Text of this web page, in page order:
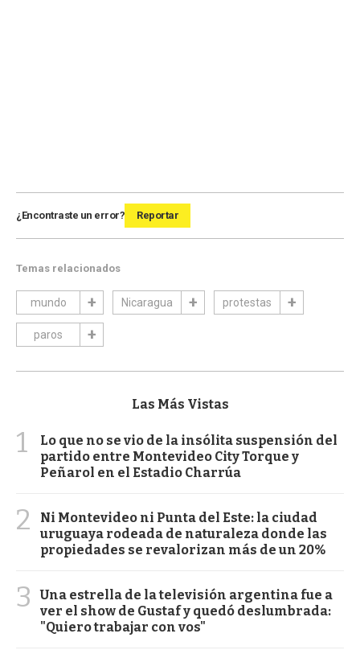
¿Encontraste un error? Reportar
Temas relacionados
mundo Nicaragua protestas
paros
Las Más Vistas
1
Lo que no se vio de la insólita suspensión del
partido entre Montevideo City Torque y
Peñarol en el Estadio Charrúa
2
Ni Montevideo ni Punta del Este: la ciudad
uruguaya rodeada de naturaleza donde las
propiedades se revalorizan más de un 20%
3
Una estrella de la televisión argentina fue a
ver el show de Gustaf y quedó deslumbrada:
"Quiero trabajar con vos"